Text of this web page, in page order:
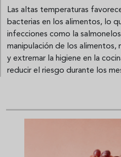
Las altas temperaturas
bacterias en los alimentos, lo
infecciones como la
manipulación de los alimentos,
y extremar la higiene en la
reducir el riesgo durante los